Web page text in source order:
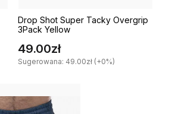
Drop Shot Super Tacky Overgrip
3Pack Yellow
49.00zł
Sugerowana: 49.00zł (+0%)